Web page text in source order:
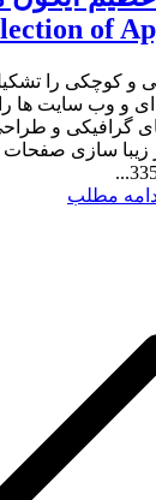
of
و کوچکی را
ای و وب سایت ها
گرافیکی و
سازی صفحات
مطلب